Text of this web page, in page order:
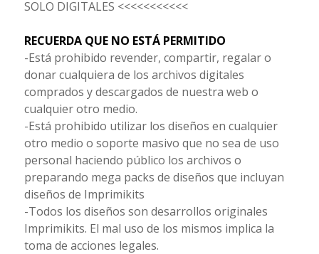
SOLO DIGITALES <<<<<<<<<<<
RECUERDA QUE NO ESTÁ PERMITIDO
-Está prohibido revender, compartir, regalar o
donar cualquiera de los archivos digitales
comprados y descargados de nuestra web o
cualquier otro medio.
-Está prohibido utilizar los diseños en cualquier
otro medio o soporte masivo que no sea de uso
personal haciendo público los archivos o
preparando mega packs de diseños que incluyan
diseños de Imprimikits
-Todos los diseños son desarrollos originales
Imprimikits. El mal uso de los mismos implica la
toma de acciones legales.